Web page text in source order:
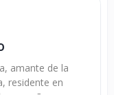
amante de la
residente en